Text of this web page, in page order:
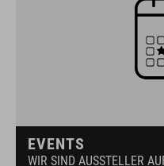
EVENTS
WIR SIND AUSSTELLER